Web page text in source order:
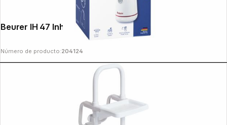
Beurer IH 47 Inhaler
Número de producto:204124